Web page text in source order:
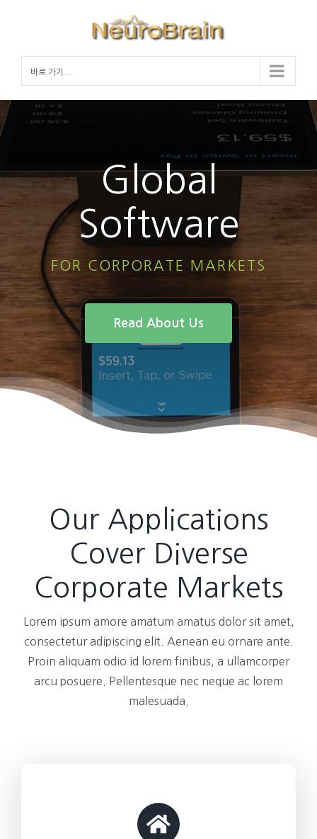
바로 가기...
Global
Software
FOR CORPORATE MARKETS
Read About Us
Our Applications
Cover Diverse
Corporate Markets
Lorem ipsum amore amatum amatus dolor sit amet,
consectetur adipiscing elit. Aenean eu ornare ante.
Proin aliquam odio id lorem finibus, a ullamcorper
arcu posuere. Pellentesque nec neque ac lorem
malesuada.